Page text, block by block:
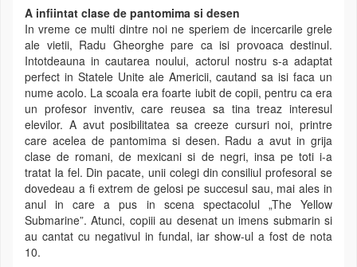
A infiintat clase de pantomima si desen
In vreme ce multi dintre noi ne speriem de incercarile grele
ale vietii, Radu Gheorghe pare ca isi provoaca destinul.
Intotdeauna in cautarea noului, actorul nostru s-a adaptat
perfect in Statele Unite ale Americii, cautand sa isi faca un
nume acolo. La scoala era foarte iubit de copii, pentru ca era
un profesor inventiv, care reusea sa tina treaz interesul
elevilor. A avut posibilitatea sa creeze cursuri noi, printre
care acelea de pantomima si desen. Radu a avut in grija
clase de romani, de mexicani si de negri, insa pe toti i-a
tratat la fel. Din pacate, unii colegi din consiliul profesoral se
dovedeau a fi extrem de gelosi pe succesul sau, mai ales in
anul in care a pus in scena spectacolul „The Yellow
Submarine”. Atunci, copiii au desenat un imens submarin si
au cantat cu negativul in fundal, iar show-ul a fost de nota
10.